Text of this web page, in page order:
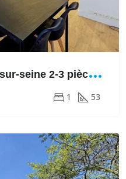
A
ppartement Asnières-sur-seine 2-3 pièce(s) 53 m2 + 13m²
1 53